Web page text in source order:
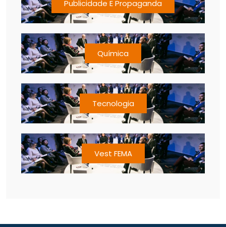
Publicidade E Propaganda
Química
Tecnologia
Vest FEMA